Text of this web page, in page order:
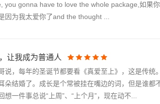
you gonna have to love the whole package,如果
因为我太爱你了and the thought ...
让我成为普通人
说，每年的圣诞节都要看《真爱至上》，这是传
朵结婚了。成长是个常被挂在嘴边的词，但是谁
想一件事总说“上周”、“上个月”，现在动不...